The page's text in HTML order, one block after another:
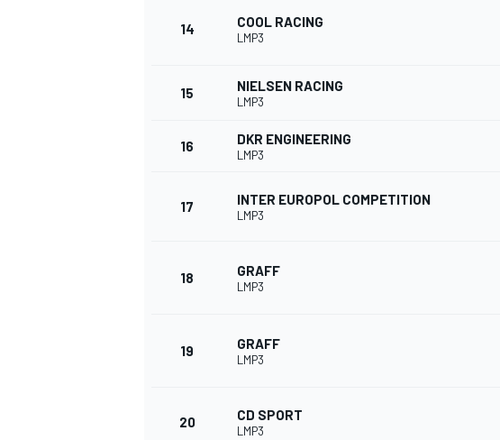
14 COOL RACING
LMP3
15 NIELSEN RACING
LMP3
16 DKR ENGINEERING
LMP3
17 INTER EUROPOL COMPETITION
LMP3
18 GRAFF
LMP3
19 GRAFF
LMP3
20 CD SPORT
LMP3